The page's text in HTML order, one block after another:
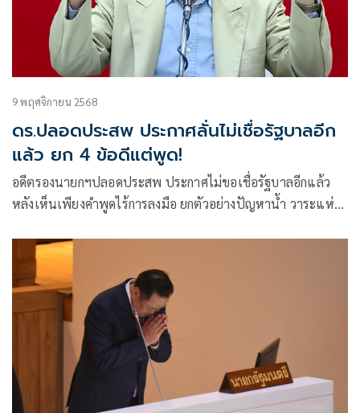
9 พฤศจิกายน 2568
ดร.ปลอดประสพ ประกาศลั่นไม่เชื่อรัฐบาลอีก
แล้ว ยก 4 ข้อดีแต่พูด!
อดีตรองนายกฯปลอดประสพ ประกาศไม่ขอเชื่อรัฐบาลอีกแล้ว
หลังเห็นเพียงคำพูดไร้การลงมือ ยกตัวอย่างปัญหาน้ำ วาระแห่ง
เปรี้ยง!ดีแต่พูดและไม่ค่อยทำ